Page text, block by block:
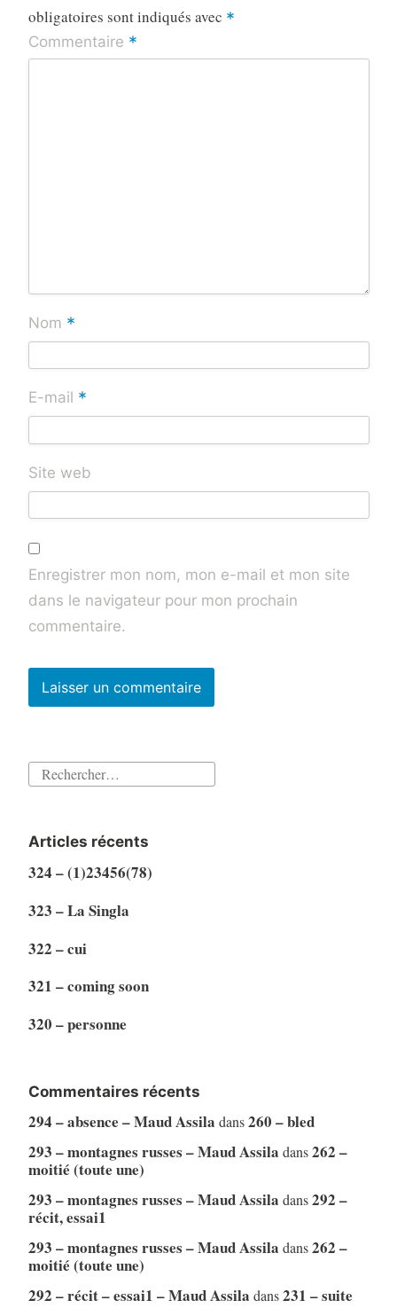
obligatoires sont indiqués avec *
Commentaire *
Nom *
E-mail *
Site web
Enregistrer mon nom, mon e-mail et mon site
dans le navigateur pour mon prochain
commentaire.
Rechercher :
Articles récents
324 – (1)23456(78)
323 – La Singla
322 – cui
321 – coming soon
320 – personne
Commentaires récents
294 – absence – Maud Assila dans260 – bled
293 – montagnes russes – Maud Assila dans262 –
moitié (toute une)
293 – montagnes russes – Maud Assila dans292 –
récit, essai1
293 – montagnes russes – Maud Assila dans262 –
moitié (toute une)
292 – récit – essai1 – Maud Assila dans231 – suite